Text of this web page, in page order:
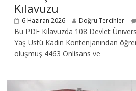
Kılavuzu
6 Haziran 2026 Doğru Tercihler
Bu PDF Kılavuzda 108 Devlet
Yaş Üstü Kadın Kontenjanından
oluşmuş 4463 Önlisans ve